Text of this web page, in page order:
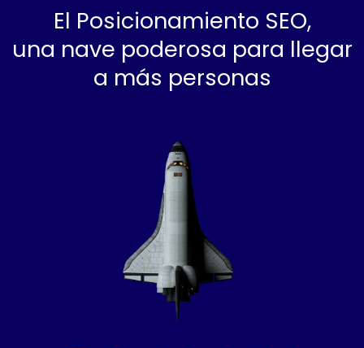
El Posicionamiento SEO,
una nave poderosa para llegar
a más personas